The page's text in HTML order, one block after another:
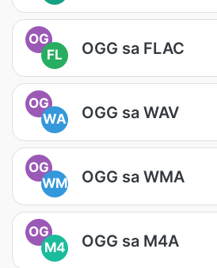
OG
FL
OGG sa FLAC
OG
WA
OGG sa WAV
OG
WM
OGG sa WMA
OG
M4
OGG sa M4A